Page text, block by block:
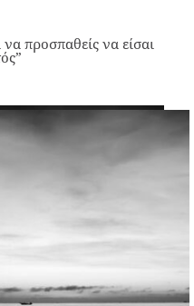
προσπαθείς να είσαι